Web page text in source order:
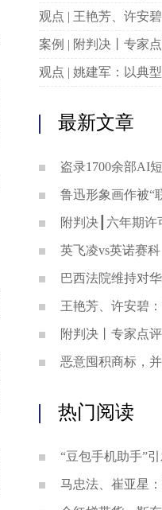
中院就中兴诉三星案
观点 | 王艳芳、许安碧：平台版权商业维权案件中原
告主体资格的司法审
案例 | 附判决丨专家点评：上海首例人工智能大模型
著作权侵权案二审宣判
观点 | 姚建军：以典型案例看我国专有出版权司法保
最新文章
盗录1700余部AI
权罪
鲁迅形象画作被“
附判决┃六年期许
兴诉三星案作出一
英飞凌vs英诺赛
赢家？
巴西法院维持对
王艳芳、许安碧
资格的司法审查与
附判决丨专家点
侵权案二审宣判
恶意囤积商标，
热门阅读
“豆包手机助手”
深度剖析数据合
马忠法、崔亚星
仲裁裁决